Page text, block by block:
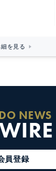
を見る
NEWS
員登録